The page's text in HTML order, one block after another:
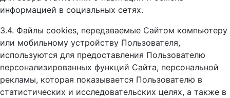
информацией в социальных сетях.
3.4. Файлы cookies, передаваемые Сайтом компьютеру
или мобильному устройству Пользователя,
используются для предоставления Пользователю
персонализированных функций Сайта, персональной
рекламы, которая показывается Пользователю в
статистических и исследовательских целях, а также в